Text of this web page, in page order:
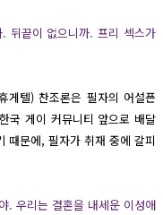
뒤끝이 없으니까. 프리 섹스가
게텔) 찬조론은 필자의 어설픈
국 게이 커뮤니티 앞으로 배달
때문에, 필자가 취재 중에 갈피
. 우리는 결혼을 내세운 이성애